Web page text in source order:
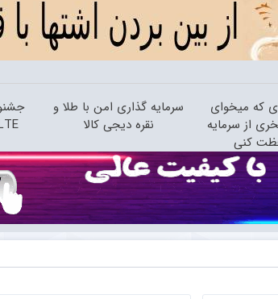
که میخوای
از سرمایه
کنی
سرمایه گذاری امن با طلا و
نقره دیجی کالا